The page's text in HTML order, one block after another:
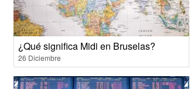
¿Qué significa Midi en Bruselas?
26 Diciembre